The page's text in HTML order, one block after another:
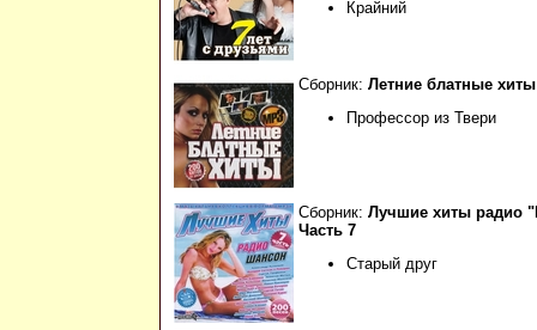
Крайний
Сборник: Летние блатные хиты
Профессор из Твери
Сборник: Лучшие хиты радио
Часть 7
Старый друг